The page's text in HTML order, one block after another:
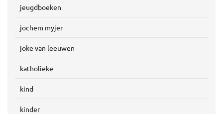
jeugdboeken
jochem myjer
joke van leeuwen
katholieke
kind
kinder